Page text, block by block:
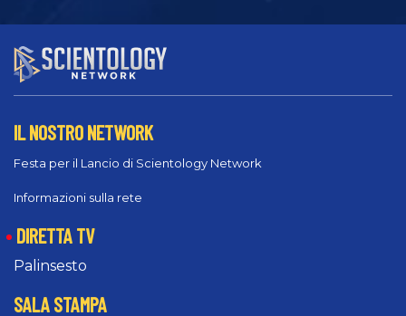
IL NOSTRO NETWORK
Festa per il Lancio di Scientology Network
Informazioni sulla rete
DIRETTA TV
Palinsesto
SALA STAMPA